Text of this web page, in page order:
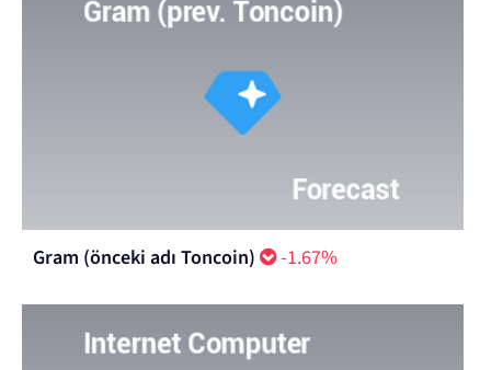
Gram (önceki adı Toncoin) -1.67%